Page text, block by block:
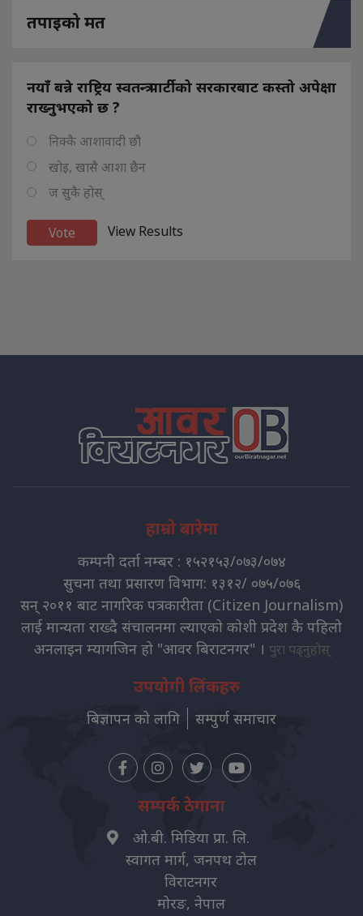
तपाइको मत
नयाँ बन्ने राष्ट्रिय स्वतन्त्र पार्टीको सरकारबाट कस्तो अपेक्षा
राख्नुभएको छ ?
निक्कै आशावादी छौ
खोइ, खासै आशा छैन
ज सुकै होस्
View Results
हाम्रो बारेमा
कम्पनी दर्ता नम्बर : १५२१५३/०७३/०७४
सुचना तथा प्रसारण विभाग: १३१२/ ०७५/०७६
सन् २०११ बाट नागरिक पत्रकारीता (Citizen Journalism)
लाई मान्यता राख्दै संचालनमा ल्याएको कोशी प्रदेश कै पहिलो
अनलाइन म्यागजिन हो "आवर बिराटनगर" । पुरा पढ्नुहोस्
उपयोगी लिंकहरु
बिज्ञापन को लागि सम्पुर्ण समाचार
सम्पर्क ठेगाना
ओ.बी. मिडिया प्रा. लि.
स्वागत मार्ग, जनपथ टोल
विराटनगर
मोरङ, नेपाल